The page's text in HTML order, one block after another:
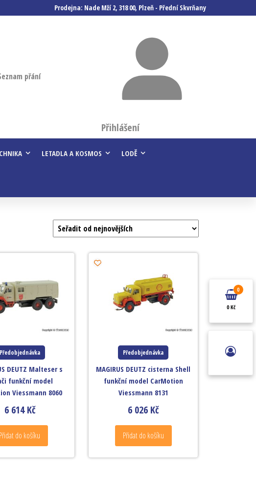
Prodejna: Nade Mží 2, 318 00, Plzeň - Přední Skvrňany
přání
Přihlášení
LETADLA A KOSMOS LODĚ
Předobjednávka
DEUTZ Malteser s
funkční model
Viessmann 8060
6 614Kč
Přidat do košíku
Předobjednávka
MAGIRUS DEUTZ cisterna Shell
funkční model CarMotion
Viessmann 8131
6 026 Kč
Přidat do košíku
0
0 Kč